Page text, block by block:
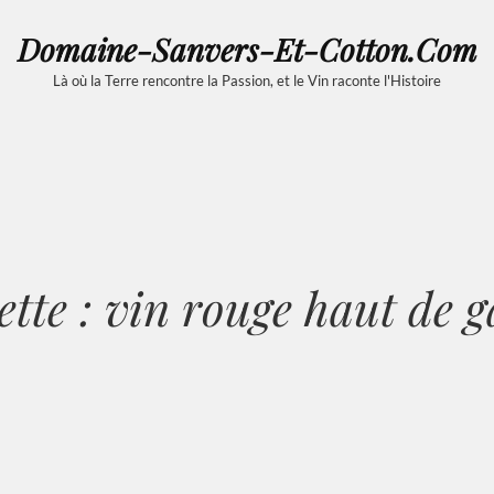
Domaine-Sanvers-Et-Cotton.com
Là où la Terre rencontre la Passion, et le Vin raconte l'Histoire
: vin rouge haut de